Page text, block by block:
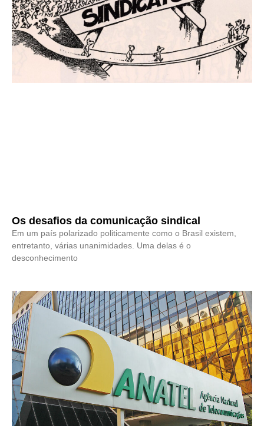
Os desafios da comunicação sindical
Em um país polarizado politicamente como o Brasil existem,
entretanto, várias unanimidades. Uma delas é o
desconhecimento